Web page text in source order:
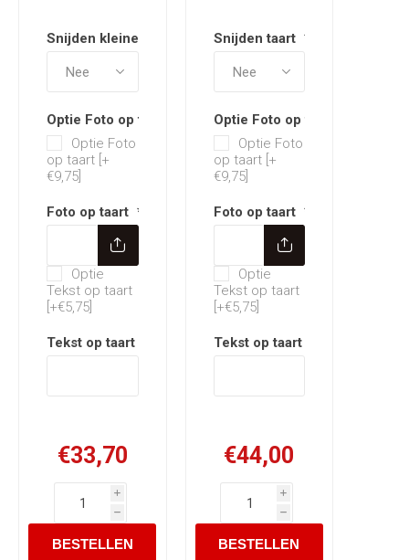
Snijden kleine taarten
Optie Foto op taart
Optie Foto
op taart [+
€9,75]
Foto op taart *
Optie Tekst op taart
Optie
Tekst op taart
[+€5,75]
Tekst op taart
€33,70
i
h
Snijden taart *
Optie Foto op taart
Optie Foto
op taart [+
€9,75]
Foto op taart *
Optie Tekst op taart
Optie
Tekst op taart
[+€5,75]
Tekst op taart
€44,00
i
h